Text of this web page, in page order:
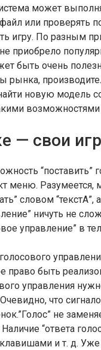
может
или проверять
игру. По разным
приобрело
быть очень
рынка,
новую модель
— свои
“поставить”
меню.
словом “текстА”,
ничуть не
управление” в
право быть
управления
что
не
“ответа
и т. д.